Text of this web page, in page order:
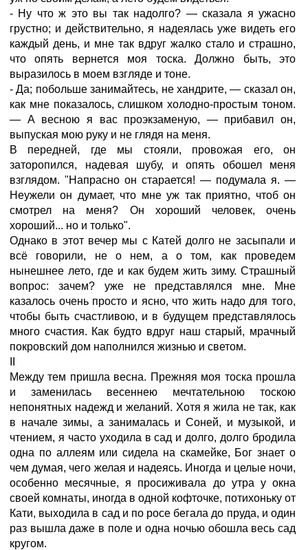
- Ну что ж это вы так надолго? — сказала я ужасно
грустно; и действительно, я надеялась уже видеть его
каждый день, и мне так вдруг жалко стало и страшно,
что опять вернется моя тоска. Должно быть, это
выразилось в моем взгляде и тоне.
- Да; побольше занимайтесь, не хандрите, — сказал он,
как мне показалось, слишком холодно-простым тоном.
— А весною я вас проэкзаменую, — прибавил он,
выпуская мою руку и не глядя на меня.
В передней, где мы стояли, провожая его, он
заторопился, надевая шубу, и опять обошел меня
взглядом. "Напрасно он старается! — подумала я. —
Неужели он думает, что мне уж так приятно, чтоб он
смотрел на меня? Он хороший человек, очень
хороший... но и только".
Однако в этот вечер мы с Катей долго не засыпали и
всё говорили, не о нем, а о том, как проведем
нынешнее лето, где и как будем жить зиму. Страшный
вопрос: зачем? уже не представлялся мне. Мне
казалось очень просто и ясно, что жить надо для того,
чтобы быть счастливою, и в будущем представлялось
много счастия. Как будто вдруг наш старый, мрачный
покровский дом наполнился жизнью и светом.
Между тем пришла весна. Прежняя моя тоска прошла
и заменилась весеннею мечтательною тоскою
непонятных надежд и желаний. Хотя я жила не так, как
в начале зимы, а занималась и Соней, и музыкой, и
чтением, я часто уходила в сад и долго, долго бродила
одна по аллеям или сидела на скамейке, Бог знает о
чем думая, чего желая и надеясь. Иногда и целые ночи,
особенно месячные, я просиживала до утра у окна
своей комнаты, иногда в одной кофточке, потихоньку от
Кати, выходила в сад и по росе бегала до пруда, и один
раз вышла даже в поле и одна ночью обошла весь сад
кругом.